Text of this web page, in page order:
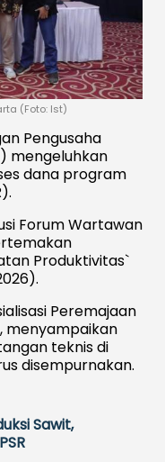
(Foto: Ist)
Pengusaha
mengeluhkan
dana program
Forum Wartawan
Produktivitas`
Peremajaan
menyampaikan
teknis di
disempurnakan.
Sawit,